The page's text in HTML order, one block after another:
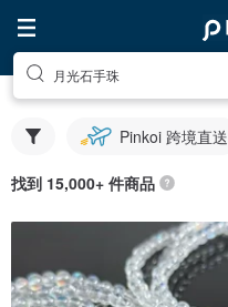
月光石手珠
Pinkoi 跨境直送
找到 15,000+ 件商品